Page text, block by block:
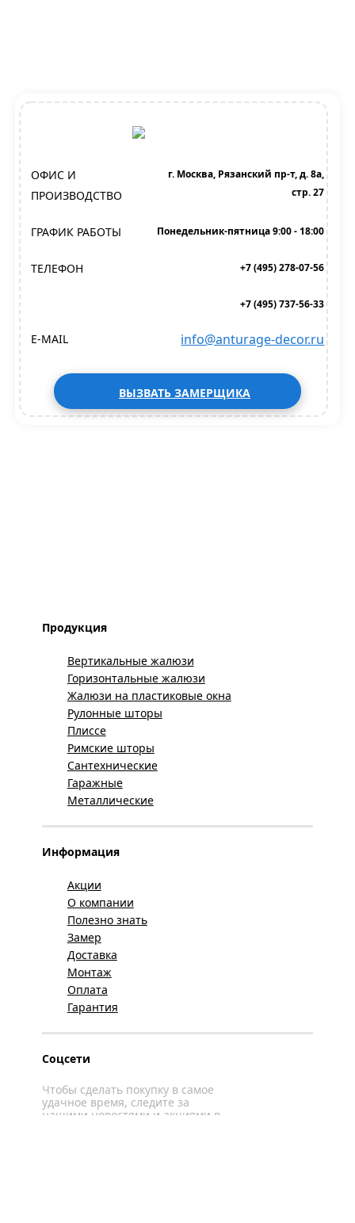
ОФИС И
ПРОИЗВОДСТВО
г. Москва, Рязанский пр-т, д. 8а,
стр. 27
ГРАФИК РАБОТЫ Понедельник-пятница 9:00 - 18:00
ТЕЛЕФОН +7 (495) 278-07-56
+7 (495) 737-56-33
E-MAIL info@anturage-decor.ru
ВЫЗВАТЬ ЗАМЕРЩИКА
Продукция
Вертикальные жалюзи
Горизонтальные жалюзи
Жалюзи на пластиковые окна
Рулонные шторы
Плиссе
Римские шторы
Сантехнические
Гаражные
Металлические
Информация
Акции
О компании
Полезно знать
Замер
Доставка
Монтаж
Оплата
Гарантия
Соцсети
Чтобы сделать покупку в самое
удачное время, следите за
нашими новостями и акциями в